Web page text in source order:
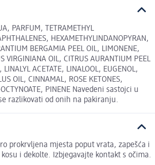
PARFUM, TETRAMETHYL
HEXAMETHYLINDANOPYRAN,
BERGAMIA PEEL OIL, LIMONENE,
VIRGINIANA OIL, CITRUS AURANTIUM PEEL
LINALYL ACETATE, LINALOOL, EUGENOL,
OIL, CINNAMAL, ROSE KETONES,
PINENE Navedeni sastojci u
razlikovati od onih na pakiranju.
prokrvljena mjesta poput vrata, zapešća i
i dekolte. Izbjegavajte kontakt s očima.